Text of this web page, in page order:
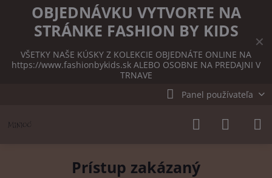
✕
OBJEDNÁVKU VYTVORTE NA
STRÁNKE FASHION BY KIDS
VŠETKY NAŠE KÚSKY Z KOLEKCIE OBJEDNÁTE ONLINE NA
https://www.fashionbykids.sk ALEBO OSOBNE NA PREDAJNI V
TRNAVE
Panel používateľa
Prístup zakázaný